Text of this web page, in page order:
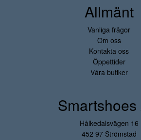
Allmänt
Vanliga frågor
Om oss
Kontakta oss
Öppettider
Våra butiker
Smartshoes
Hålkedalsvägen 16
452 97 Strömstad